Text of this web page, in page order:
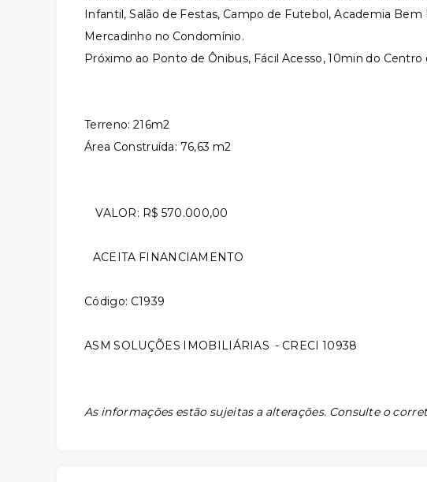
Infantil, Salão de Festas, Campo de Futebol, Academia
Mercadinho no Condomínio.
Próximo ao Ponto de Ônibus, Fácil Acesso, 10min do Centro
Terreno: 216m2
Área Construída: 76,63 m2
VALOR: R$ 570.000,00
ACEITA FINANCIAMENTO
Código: C1939
ASM SOLUÇÕES IMOBILIÁRIAS - CRECI 10938
As informações estão sujeitas a alterações. Consulte o